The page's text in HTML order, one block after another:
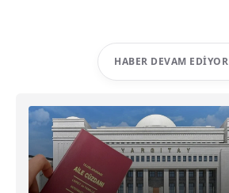
HABER DEVAM EDIYOR